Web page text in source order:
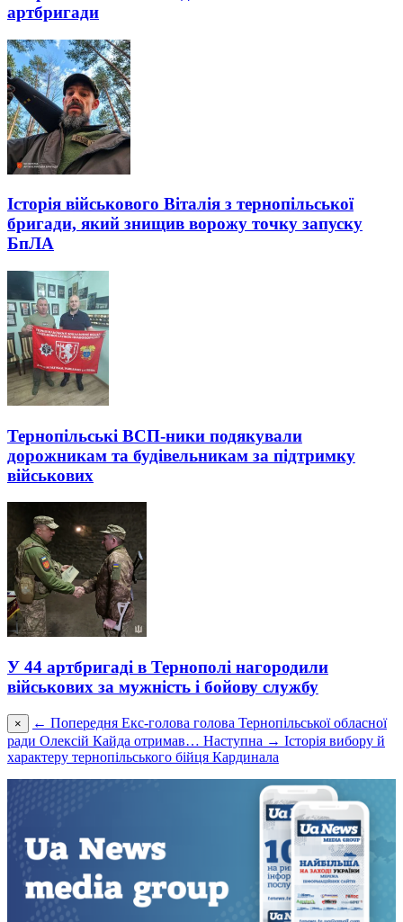
артбригади
Історія військового Віталія з тернопільської
бригади, який знищив ворожу точку запуску
БпЛА
Тернопільські ВСП-ники подякували
дорожникам та будівельникам за підтримку
військових
У 44 артбригаді в Тернополі нагородили
військових за мужність і бойову службу
× ← Попередня Екс-голова голова Тернопільської обласної
ради Олексій Кайда отримав… Наступна → Історія вибору й
характеру тернопільського бійця Кардинала